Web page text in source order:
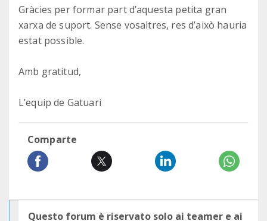
Gràcies per formar part d’aquesta petita gran
xarxa de suport. Sense vosaltres, res d’això hauria
estat possible.
Amb gratitud,
L’equip de Gatuari
Comparte
Questo forum è riservato solo ai teamer e ai